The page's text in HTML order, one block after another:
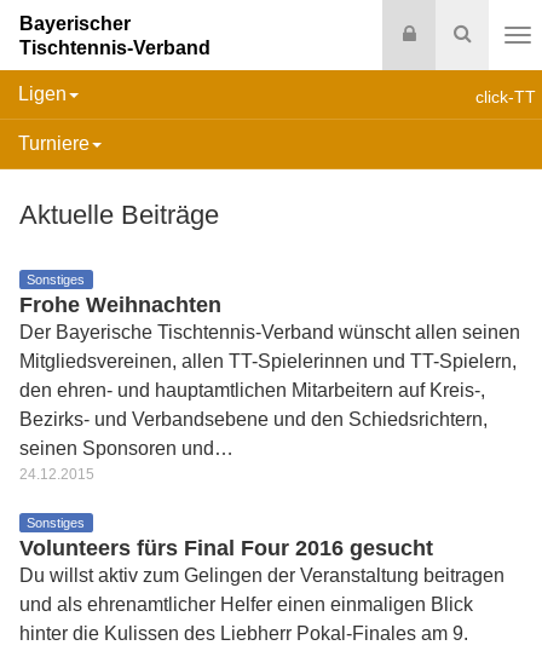
Suche
Login
Bayerischer
Tischtennis-Verband
click-TT
Ligen
Turniere
Aktuelle Beiträge
Sonstiges
Frohe Weihnachten
Der Bayerische Tischtennis-Verband wünscht allen seinen
Mitgliedsvereinen, allen TT-Spielerinnen und TT-Spielern,
den ehren- und hauptamtlichen Mitarbeitern auf Kreis-,
Bezirks- und Verbandsebene und den Schiedsrichtern,
seinen Sponsoren und…
24.12.2015
Sonstiges
Volunteers fürs Final Four 2016 gesucht
Du willst aktiv zum Gelingen der Veranstaltung beitragen
und als ehrenamtlicher Helfer einen einmaligen Blick
hinter die Kulissen des Liebherr Pokal-Finales am 9.